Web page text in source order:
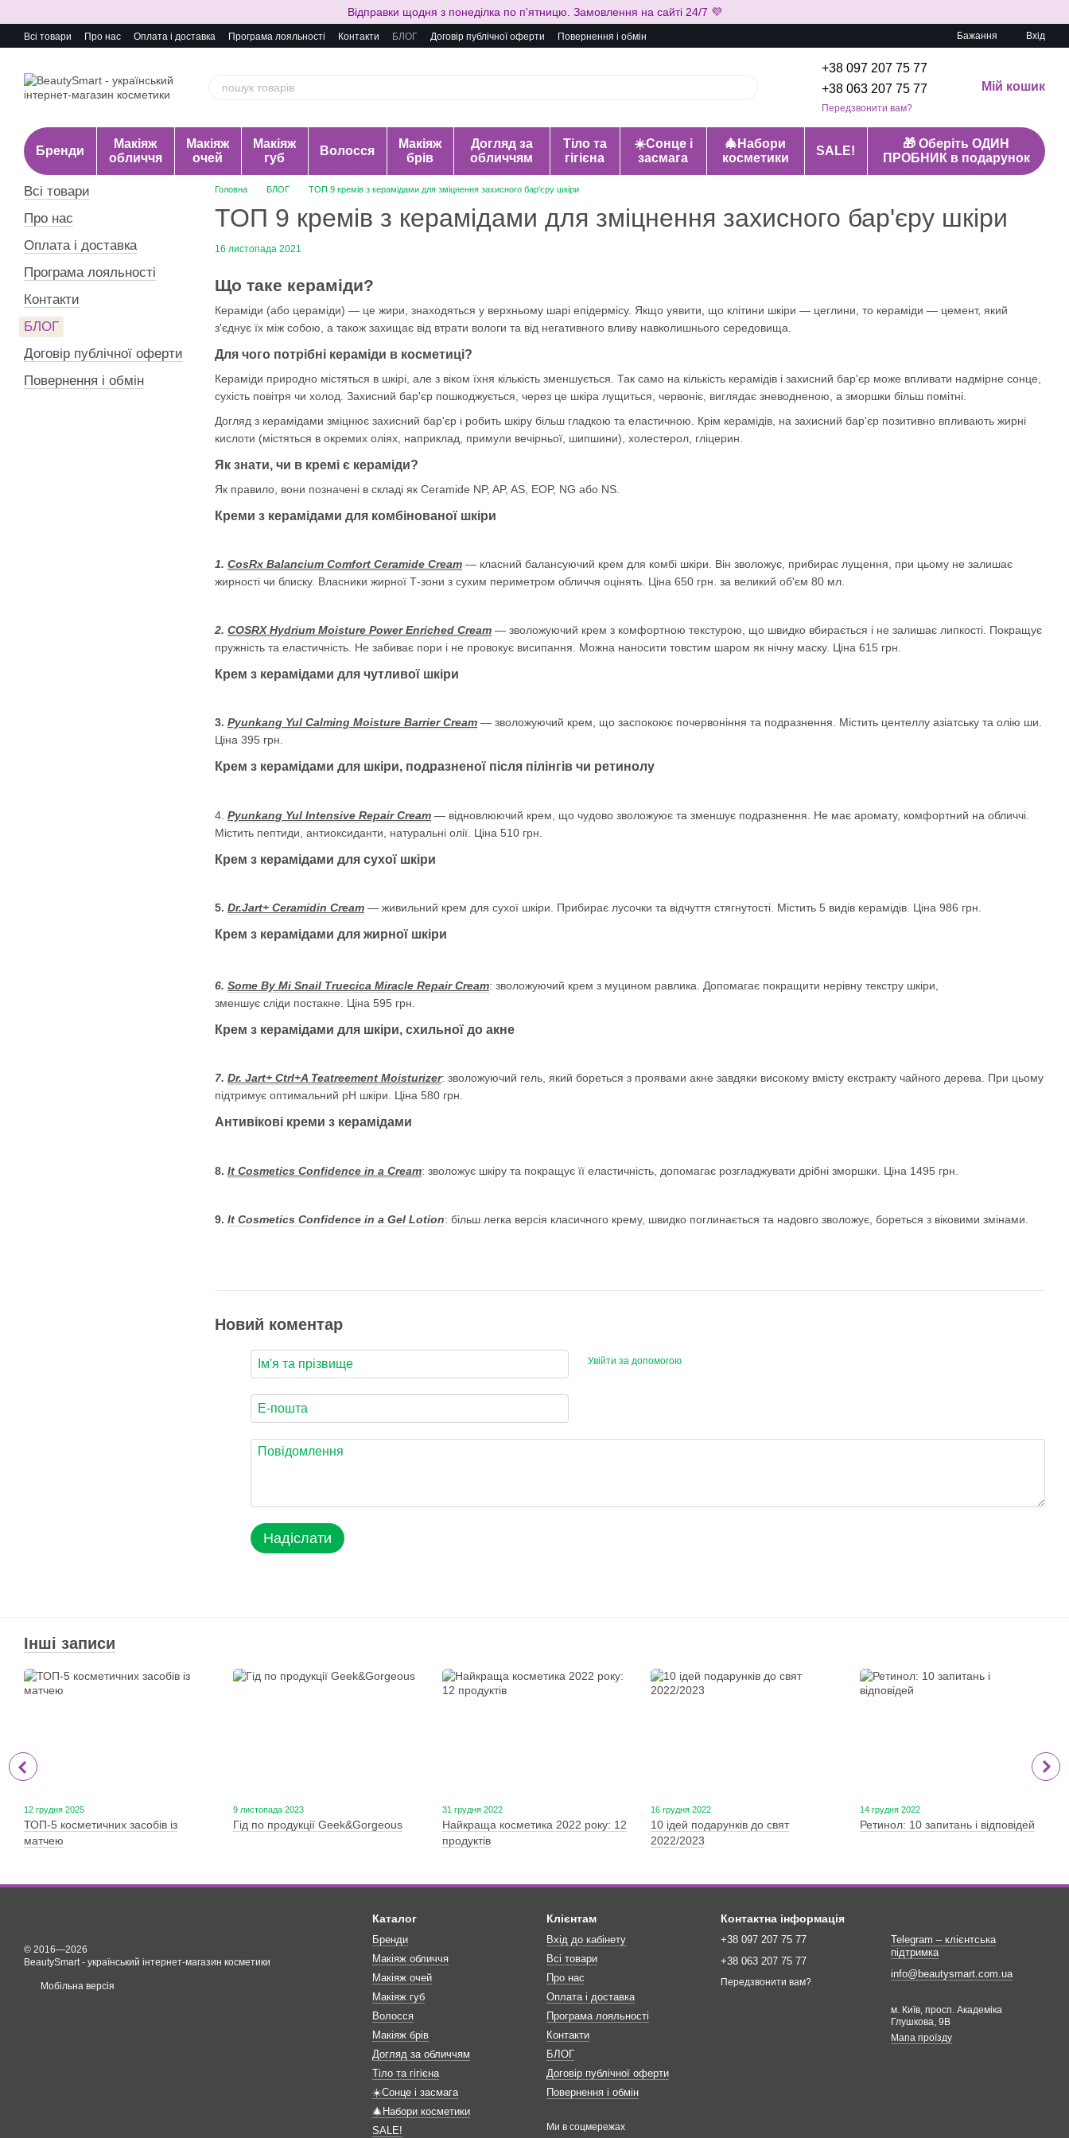
Відправки щодня з понеділка по п'ятницю. Замовлення на сайті 24/7 💜
Всі товари Про нас Оплата і доставка Програма лояльності Контакти БЛОГ Договір публічної оферти Повернення і обмін Бажання Вхід
+38 097 207 75 77
+38 063 207 75 77
Передзвонити вам?
Мій кошик
Бренди
Макіяж
обличчя
Макіяж
очей
Макіяж
губ
Волосся
Макіяж
брів
Догляд за
обличчям
Тіло та
гігієна
☀️Сонце і
засмага
🎄Набори
косметики
SALE!
🎁 Оберіть ОДИН
ПРОБНИК в подарунок
Головна БЛОГ ТОП 9 кремів з керамідами для зміцнення захисного бар'єру шкіри
ТОП 9 кремів з керамідами для зміцнення захисного бар'єру шкіри
16 листопада 2021
Що таке кераміди?
Кераміди (або цераміди) — це жири, знаходяться у верхньому шарі епідермісу. Якщо уявити, що клітини шкіри — цеглини, то кераміди — цемент, який
з'єднує їх між собою, а також захищає від втрати вологи та від негативного вливу навколишнього середовища.
Для чого потрібні кераміди в косметиці?
Кераміди природно містяться в шкірі, але з віком їхня кількість зменшується. Так само на кількість керамідів і захисний бар'єр може впливати надмірне сонце,
сухість повітря чи холод. Захисний бар'єр пошкоджується, через це шкіра лущиться, червоніє, виглядає зневодненою, а зморшки більш помітні.
Догляд з керамідами зміцнює захисний бар'єр і робить шкіру більш гладкою та еластичною. Крім керамідів, на захисний бар'єр позитивно впливають жирні
кислоти (містяться в окремих оліях, наприклад, примули вечірньої, шипшини), холестерол, гліцерин.
Як знати, чи в кремі є кераміди?
Як правило, вони позначені в складі як Ceramide NP, AP, AS, EOP, NG або NS.
Креми з керамідами для комбінованої шкіри
1. CosRx Balancium Comfort Ceramide Cream — класний балансуючий крем для комбі шкіри. Він зволожує, прибирає лущення, при цьому не залишає
жирності чи блиску. Власники жирної Т-зони з сухим периметром обличчя оцінять. Ціна 650 грн. за великий об'єм 80 мл.
2. COSRX Hydrium Moisture Power Enriched Cream — зволожуючий крем з комфортною текстурою, що швидко вбирається і не залишає липкості. Покращує
пружність та еластичність. Не забиває пори і не провокує висипання. Можна наносити товстим шаром як нічну маску. Ціна 615 грн.
Крем з керамідами для чутливої шкіри
3. Pyunkang Yul Calming Moisture Barrier Cream — зволожуючий крем, що заспокоює почервоніння та подразнення. Містить центеллу азіатську та олію ши.
Ціна 395 грн.
Крем з керамідами для шкіри, подразненої після пілінгів чи ретинолу
4. Pyunkang Yul Intensive Repair Cream — відновлюючий крем, що чудово зволожуює та зменшує подразнення. Не має аромату, комфортний на обличчі.
Містить пептиди, антиоксиданти, натуральні олії. Ціна 510 грн.
Крем з керамідами для сухої шкіри
5. Dr.Jart+ Ceramidin Cream — живильний крем для сухої шкіри. Прибирає лусочки та відчуття стягнутості. Містить 5 видів керамідів. Ціна 986 грн.
Крем з керамідами для жирної шкіри
6. Some By Mi Snail Truecica Miracle Repair Cream: зволожуючий крем з муцином равлика. Допомагає покращити нерівну текстру шкіри,
зменшує сліди постакне. Ціна 595 грн.
Крем з керамідами для шкіри, схильної до акне
7. Dr. Jart+ Ctrl+A Teatreement Moisturizer: зволожуючий гель, який бореться з проявами акне завдяки високому вмісту екстракту чайного дерева. При цьому
підтримує оптимальний pH шкіри. Ціна 580 грн.
Антивікові креми з керамідами
8. It Cosmetics Confidence in a Cream: зволожує шкіру та покращує її еластичність, допомагає розгладжувати дрібні зморшки. Ціна 1495 грн.
9. It Cosmetics Confidence in a Gel Lotion: більш легка версія класичного крему, швидко поглинається та надовго зволожує, бореться з віковими змінами.
Новий коментар
Увійти за допомогою
Надіслати
Всі товари
Про нас
Оплата і доставка
Програма лояльності
Контакти
БЛОГ
Договір публічної оферти
Повернення і обмін
Інші записи
12 грудня 2025
ТОП-5 косметичних засобів із
матчею
9 листопада 2023
Гід по продукції Geek&Gorgeous
31 грудня 2022
Найкраща косметика 2022 року: 12
продуктів
16 грудня 2022
10 ідей подарунків до свят
2022/2023
14 грудня 2022
Ретинол: 10 запитань і відповідей
© 2016—2026
BeautySmart - український інтернет-магазин косметики
Мобільна версія
Каталог
Бренди
Макіяж обличчя
Макіяж очей
Макіяж губ
Волосся
Макіяж брів
Догляд за обличчям
Тіло та гігієна
☀️Сонце і засмага
🎄Набори косметики
SALE!
Клієнтам
Вхід до кабінету
Всі товари
Про нас
Оплата і доставка
Програма лояльності
Контакти
БЛОГ
Договір публічної оферти
Повернення і обмін
Ми в соцмережах
Контактна інформація
+38 097 207 75 77
+38 063 207 75 77
Передзвонити вам?
Telegram – клієнтська
підтримка
info@beautysmart.com.ua
м. Київ, просп. Академіка
Глушкова, 9В
Мапа проїзду